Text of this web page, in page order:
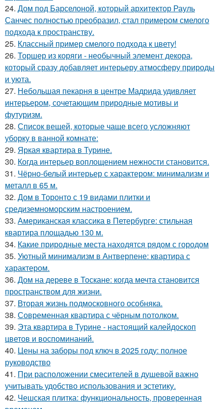
24. Дом под Барселоной, который архитектор Рауль
Санчес полностью преобразил, стал примером смелого
подхода к пространству.
25. Классный пример смелого подхода к цвету!
26. Торшер из коряги - необычный элемент декора,
который сразу добавляет интерьеру атмосферу природы
и уюта.
27. Небольшая пекарня в центре Мадрида удивляет
интерьером, сочетающим природные мотивы и
футуризм.
28. Список вещей, которые чаще всего усложняют
уборку в ванной комнате:
29. Яркая квартира в Турине.
30. Когда интерьер воплощением нежности становится.
31. Чёрно-белый интерьер с характером: минимализм и
металл в 65 м.
32. Дом в Торонто с 19 видами плитки и
средиземноморским настроением.
33. Американская классика в Петербурге: стильная
квартира площадью 130 м.
34. Какие природные места находятся рядом с городом
35. Уютный минимализм в Антверпене: квартира с
характером.
36. Дом на дереве в Тоскане: когда мечта становится
пространством для жизни.
37. Вторая жизнь подмосковного особняка.
38. Современная квартира с чёрным потолком.
39. Эта квартира в Турине - настоящий калейдоскоп
цветов и воспоминаний.
40. Цены на заборы под ключ в 2025 году: полное
руководство
41. При расположении смесителей в душевой важно
учитывать удобство использования и эстетику.
42. Чешская плитка: функциональность, проверенная